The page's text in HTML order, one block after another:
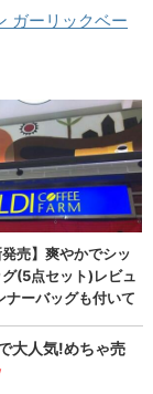
ガーリックベー